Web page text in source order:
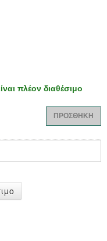
πλέον διαθέσιμο
ΠΡΟΣΘΗΚΗ